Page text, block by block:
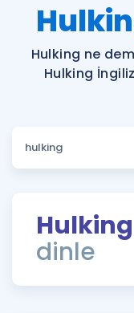
Katılımcı
Faydalı Araçlar
Sözlük
Rehberlik Aracı
ÖSYM Sınav
Hakkımızda
Hulking ne
Hulking
Hulking
dinle